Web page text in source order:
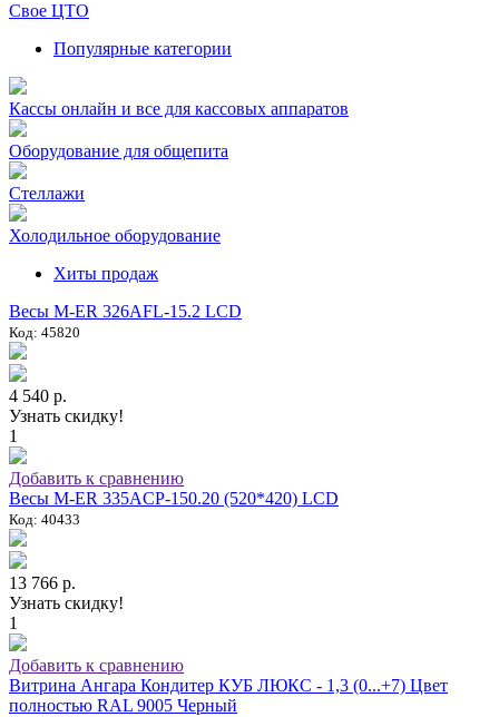
Свое ЦТО
Популярные категории
Кассы онлайн и все для кассовых аппаратов
Оборудование для общепита
Стеллажи
Холодильное оборудование
Хиты продаж
Весы M-ER 326AFL-15.2 LCD
Код: 45820
4 540 р.
Узнать скидку!
1
Добавить к сравнению
Весы M-ER 335ACP-150.20 (520*420) LCD
Код: 40433
13 766 р.
Узнать скидку!
1
Добавить к сравнению
Витрина Ангара Кондитер КУБ ЛЮКС - 1,3 (0...+7) Цвет
полностью RAL 9005 Черный